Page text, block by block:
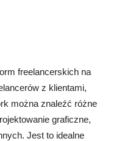
freelancerskich na
z klientami,
można znaleźć różne
graficzne,
Jest to idealne